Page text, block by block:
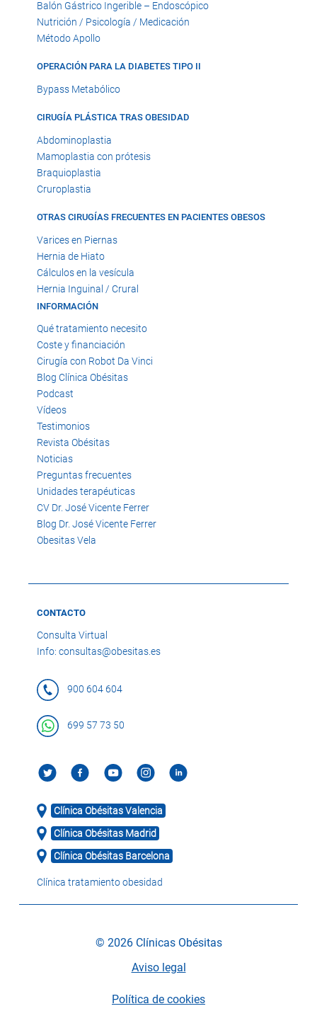
Balón Gástrico Ingerible – Endoscópico
Nutrición / Psicología / Medicación
Método Apollo
OPERACIÓN PARA LA DIABETES TIPO II
Bypass Metabólico
CIRUGÍA PLÁSTICA TRAS OBESIDAD
Abdominoplastia
Mamoplastia con prótesis
Braquioplastia
Cruroplastia
OTRAS CIRUGÍAS FRECUENTES EN PACIENTES OBESOS
Varices en Piernas
Hernia de Hiato
Cálculos en la vesícula
Hernia Inguinal / Crural
INFORMACIÓN
Qué tratamiento necesito
Coste y financiación
Cirugía con Robot Da Vinci
Blog Clínica Obésitas
Podcast
Vídeos
Testimonios
Revista Obésitas
Noticias
Preguntas frecuentes
Unidades terapéuticas
CV Dr. José Vicente Ferrer
Blog Dr. José Vicente Ferrer
Obesitas Vela
CONTACTO
Consulta Virtual
Info: consultas@obesitas.es
900 604 604
699 57 73 50
Clínica Obésitas Valencia
Clínica Obésitas Madrid
Clínica Obésitas Barcelona
Clínica tratamiento obesidad
© 2026 Clínicas Obésitas
Aviso legal
Política de cookies